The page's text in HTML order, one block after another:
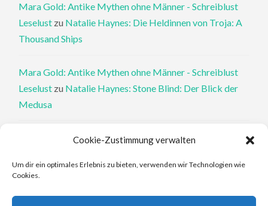
Cookie-Zustimmung verwalten
Um dir ein optimales Erlebnis zu bieten, verwenden wir Technologien wie
Cookies.
Mara Gold: Antike Mythen ohne Männer - Schreiblust
Leselust zu Natalie Haynes: Die Heldinnen von Troja: A
Thousand Ships
Mara Gold: Antike Mythen ohne Männer - Schreiblust
Leselust zu Natalie Haynes: Stone Blind: Der Blick der
Medusa
Philippa Perry: Die Therapeutin und ihre Mörder: Dr. Pat
Philippa Perry: Das Buch, von dem du dir wünschst, deine